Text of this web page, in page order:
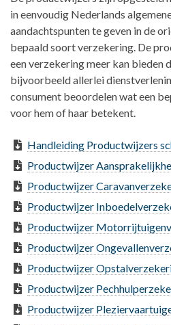
in eenvoudig Nederlands
aandachtspunten te geven in de
bepaald soort verzekering. De
een verzekering meer kan bieden
bijvoorbeeld allerlei
consument beoordelen wat een
voor hem of haar betekent.
Handleiding Productwijzers
Productwijzer
Productwijzer
Productwijzer
Productwijzer
Productwijzer
Productwijzer
Productwijzer
Productwijzer